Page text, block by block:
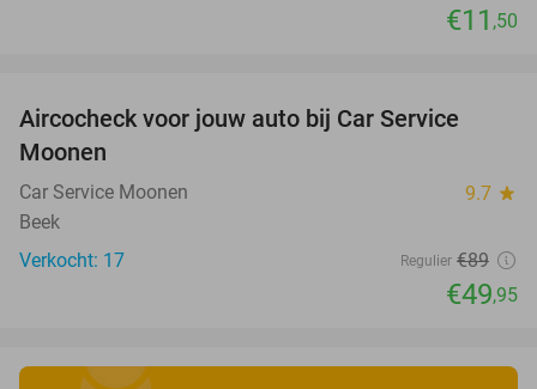
€11 ,50
Aircocheck voor jouw auto bij Car Service
Moonen
Car Service Moonen 9.7 star
Beek
Verkocht: 17
Regulier €89
€49,95